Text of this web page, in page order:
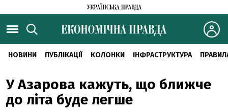
НОВИНИ ПУБЛІКАЦІЇ КОЛОНКИ ІНФРАСТРУКТУРА
У Азарова кажуть, що ближче
до літа буде легше